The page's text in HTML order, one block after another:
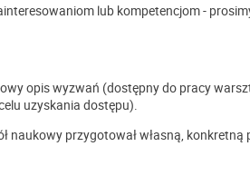
lub kompetencjom -
opis wyzwań (dostępny do pracy
uzyskania dostępu).
naukowy przygotował własną,